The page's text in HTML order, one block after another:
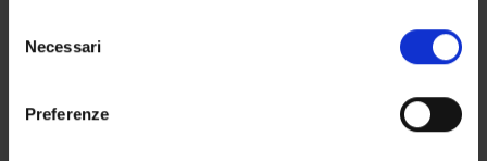
modificare o revocare il proprio consenso in qualsiasi
momento dalla Dichiarazione sui cookie o facendo clic
delNecessari
Preferenze
RESEARCH GROUPS